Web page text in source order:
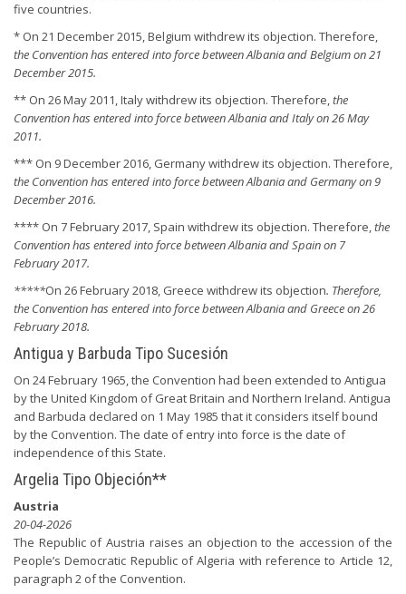
five countries.
* On 21 December 2015, Belgium withdrew its objection. Therefore,
the Convention has entered into force between Albania and Belgium on 21
December 2015.
** On 26 May 2011, Italy withdrew its objection. Therefore,the
Convention has entered into force between Albania and Italy on 26 May
2011.
*** On 9 December 2016, Germany withdrew its objection. Therefore,
the Convention has entered into force between Albania and Germany on 9
December 2016.
**** On 7 February 2017, Spain withdrew its objection. Therefore,the
Convention has entered into force between Albania and Spain on 7
February 2017.
*****On 26 February 2018, Greece withdrew its objection. Therefore,
the Convention has entered into force between Albania and Greece on 26
February 2018.
Antigua y Barbuda Tipo Sucesión
On 24 February 1965, the Convention had been extended to Antigua
by the United Kingdom of Great Britain and Northern Ireland. Antigua
and Barbuda declared on 1 May 1985 that it considers itself bound
by the Convention. The date of entry into force is the date of
independence of this State.
Argelia Tipo Objeción**
Austria
20-04-2026
The Republic of Austria raises an objection to the accession of the
People’s Democratic Republic of Algeria with reference to Article 12,
paragraph 2 of the Convention.